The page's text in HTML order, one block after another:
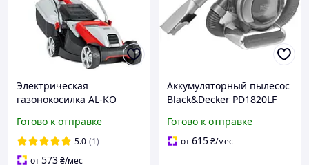
Электрическая
газонокосилка AL-KO
Готово к отправке
5.0 (1)
от573₴/мес
Аккумуляторный пылесос
Black&Decker PD1820LF
Готово к отправке
от615₴/мес